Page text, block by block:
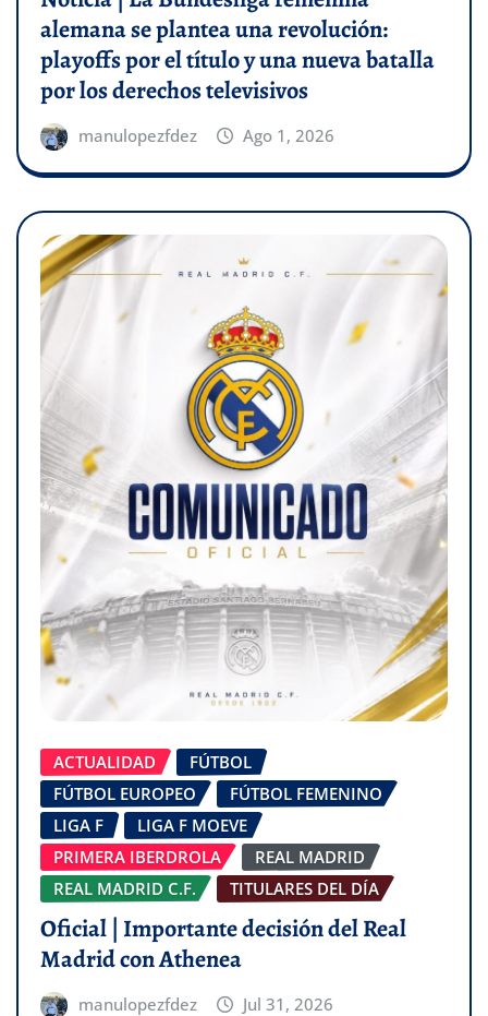
alemana se plantea una revolución:
playoffs por el título y una nueva batalla
por los derechos televisivos
manulopezfdez Ago 1, 2026
ACTUALIDAD
FÚTBOL
FÚTBOL EUROPEO
FÚTBOL FEMENINO
LIGA F
LIGA F MOEVE
PRIMERA IBERDROLA
REAL MADRID
REAL MADRID C.F.
TITULARES DEL DÍA
Oficial | Importante decisión del Real
Madrid con Athenea
manulopezfdez Jul 31, 2026